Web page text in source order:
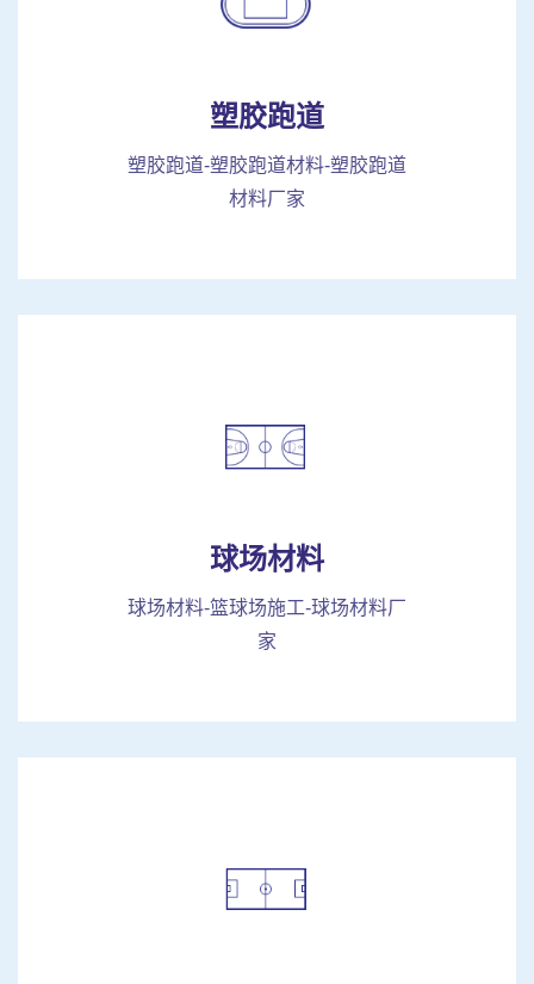
塑胶跑道
塑胶跑道-塑胶跑道材料-塑胶跑道
材料厂家
球场材料
球场材料-篮球场施工-球场材料厂
家